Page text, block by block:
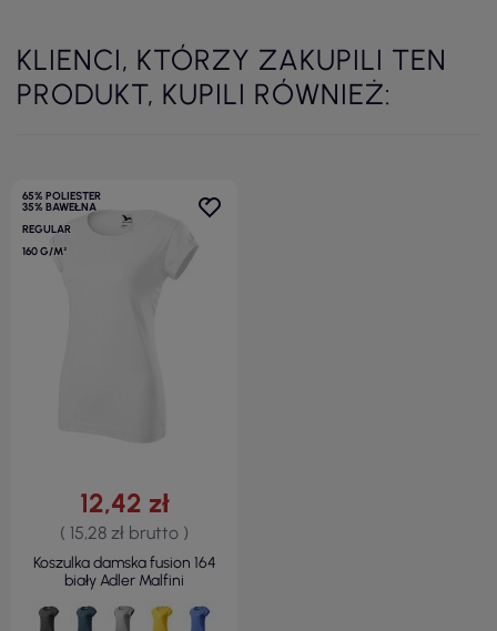
KLIENCI, KTÓRZY ZAKUPILI TEN
PRODUKT, KUPILI RÓWNIEŻ:
65% POLIESTER
35% BAWEŁNA
REGULAR
160 G/M²
12,42 zł
( 15,28 zł brutto )
Koszulka damska fusion 164
biały Adler Malfini